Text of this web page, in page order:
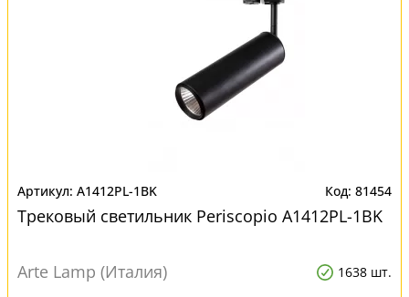
A1412PL-1BK 81454
Трековый светильник Periscopio A1412PL-1BK
Arte Lamp (Италия) 1638 шт.